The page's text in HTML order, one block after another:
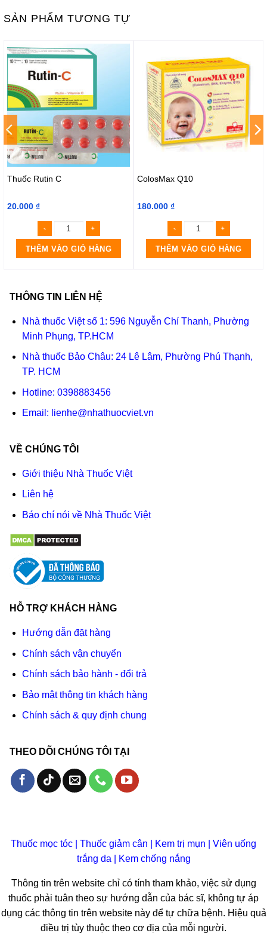
SẢN PHẨM TƯƠNG TỰ
Thuốc Rutin C
20.000 ₫
THÊM VÀO GIỎ HÀNG
ColosMax Q10
180.000 ₫
THÊM VÀO GIỎ HÀNG
THÔNG TIN LIÊN HỆ
Nhà thuốc Việt số 1: 596 Nguyễn Chí Thanh, Phường
Minh Phụng, TP.HCM
Nhà thuốc Bảo Châu: 24 Lê Lâm, Phường Phú Thạnh,
TP. HCM
Hotline: 0398883456
Email: lienhe@nhathuocviet.vn
VỀ CHÚNG TÔI
Giới thiệu Nhà Thuốc Việt
Liên hệ
Báo chí nói về Nhà Thuốc Việt
HỖ TRỢ KHÁCH HÀNG
Hướng dẫn đặt hàng
Chính sách vận chuyển
Chính sách bảo hành - đổi trả
Bảo mật thông tin khách hàng
Chính sách & quy định chung
THEO DÕI CHÚNG TÔI TẠI
Thuốc mọc tóc Thuốc giảm cân Kem trị mụn
Viên uống
trắng da
Kem chống nắng
Thông tin trên website chỉ có tính tham khảo, việc sử dụng
thuốc phải tuân theo sự hướng dẫn của bác sĩ, không tự áp
dụng các thông tin trên website này để tự chữa bệnh. Hiệu quả
điều trị tùy thuộc theo cơ địa của mỗi người.